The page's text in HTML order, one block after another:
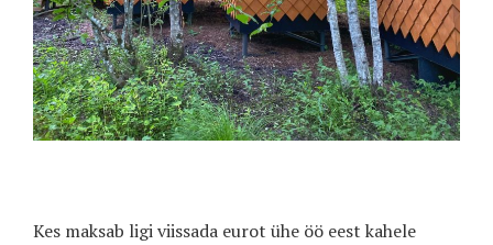
Kes maksab ligi viissada eurot ühe öö eest kahele